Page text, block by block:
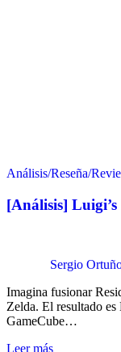
Análisis/Reseña/
[Análisis]
Sergio
Imagina fusionar
Zelda. El resultado
GameCube…
Leer más